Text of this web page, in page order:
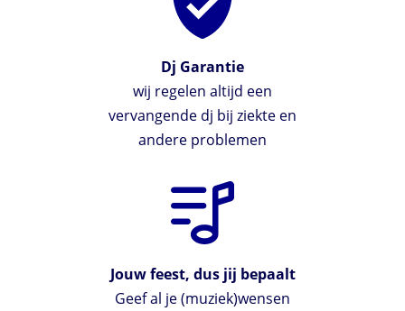
Dj Garantie
wij regelen altijd een
vervangende dj bij ziekte en
andere problemen
Jouw feest, dus jij bepaalt
Geef al je (muziek)wensen